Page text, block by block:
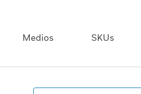
Medios SKUs